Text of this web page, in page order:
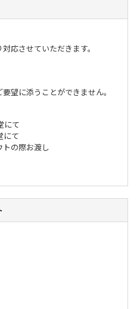
応させていただきます。
望に添うことができません。
て
て
の際お渡し